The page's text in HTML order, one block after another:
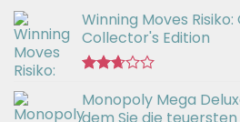
Winning Moves
Collector's Edition
mit
2.66
Monopoly Mega
dem Sie die